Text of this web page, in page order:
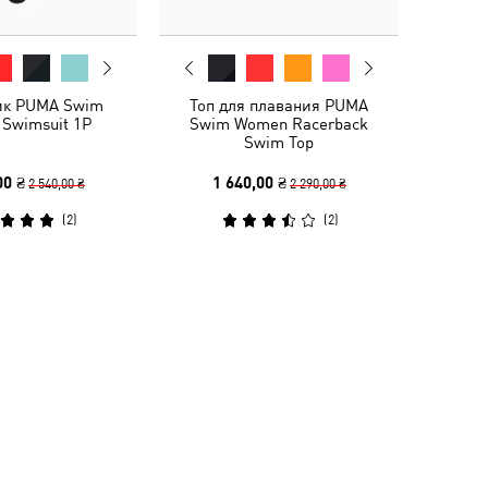
PUMA Swim
1P
₴ 2 540,00 ₴
(2)
Топ для плавания PUMA
Swim Women Racerback
Swim Top
1 640,00 ₴ 2 290,00 ₴
(2)